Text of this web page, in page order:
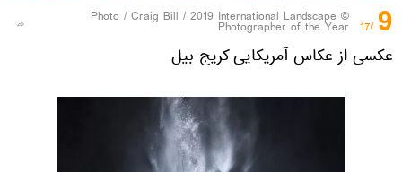
9
/17
© Photo /
Craig Bill / 2019 International Landscape
Photographer of the Year
عکسی از عکاس آمریکایی کریج بیل